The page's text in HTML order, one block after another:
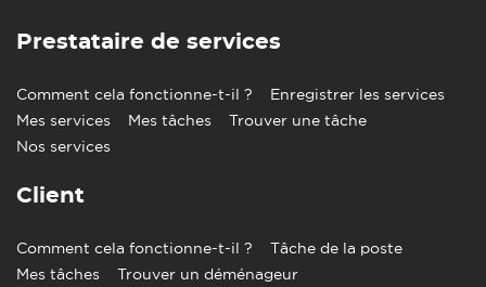
Prestataire de services
Comment cela fonctionne-t-il ?
Enregistrer les services
Mes services
Mes tâches
Trouver une tâche
Nos services
Client
Comment cela fonctionne-t-il ?
Tâche de la poste
Mes tâches
Trouver un déménageur